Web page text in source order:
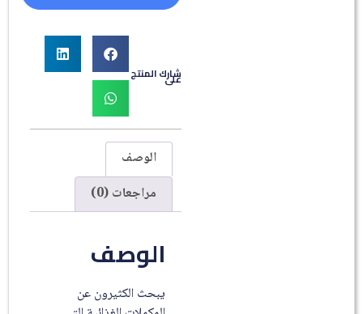
شارك المنتج
الوصف
مراجعات (0)
الوصف
يبحث الكثيرون عن